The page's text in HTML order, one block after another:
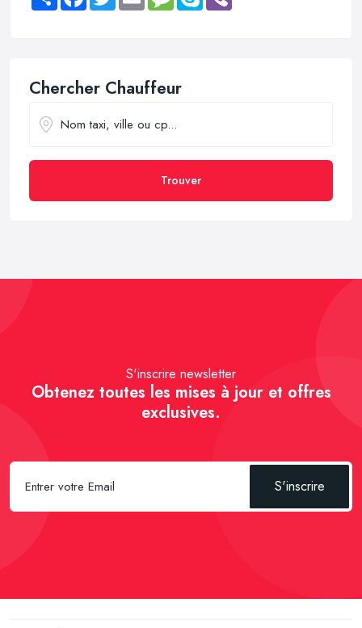
Chercher Chauffeur
Trouver
S'inscrire newsletter
Obtenez toutes les mises à jour et offres
exclusives.
S'inscrire